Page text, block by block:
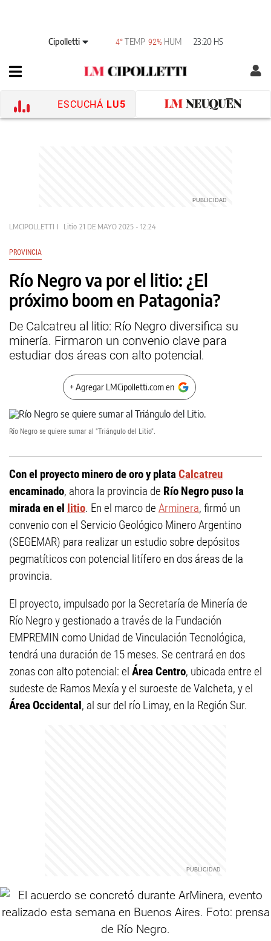
Cipolletti 4° TEMP 92% HUM 23:20 HS
ESCUCHÁ LU5
LMCIPOLLETTI Litio 21 DE MAYO 2025 - 12:24
PROVINCIA
Río Negro va por el litio: ¿El
próximo boom en Patagonia?
De Calcatreu al litio: Río Negro diversifica su
minería. Firmaron un convenio clave para
estudiar dos áreas con alto potencial.
+ Agregar LMCipolletti.com en
Río Negro se quiere sumar al "Triángulo del Litio".
Con el proyecto minero de oro y plataCalcatreu
encaminado, ahora la provincia de Río Negro puso la
mirada en el litio. En el marco de Arminera, firmó un
convenio con el Servicio Geológico Minero Argentino
(SEGEMAR) para realizar un estudio sobre depósitos
pegmatíticos con potencial litífero en dos áreas de la
provincia.
El proyecto, impulsado por la Secretaría de Minería de
Río Negro y gestionado a través de la Fundación
EMPREMIN como Unidad de Vinculación Tecnológica,
tendrá una duración de 15 meses. Se centrará en dos
zonas con alto potencial: el Área Centro, ubicada entre el
sudeste de Ramos Mexía y el suroeste de Valcheta, y el
Área Occidental, al sur del río Limay, en la Región Sur.